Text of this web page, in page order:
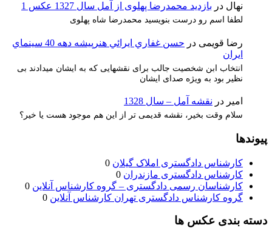
نهال در بازدید محمدرضا پهلوی از آمل سال 1327 عکس 1
لطفا اسم رو درست بنویسید محمدرضا شاه پهلوی
رضا قویمی در
حسن غفاري ايرائي هنرپيشه دهه 40 سينماي
ايران
انتخاب ابن شخصیت جالب برای نقشهایی که به ایشان میدادند بی
نظیر بود به ویژه صدای ایشان
امیر در نقشه آمل – سال 1328
سلام وقت بخیر، نقشه قدیمی تر از این هم موجود هست یا خیر؟
پیوندها
کارشناس دادگستری املاک گیلان
کارشناس دادگستری مازندران
کارشناسان رسمی دادگستری – گروه کارشناس آنلاین
گروه کارشناس دادگستری تهران کارشناس آنلاین
دسته بندی عکس ها